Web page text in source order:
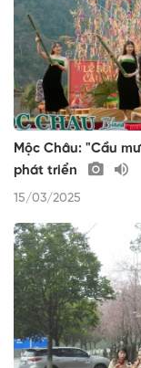
Mộc Châu: "Cầu
phát triển
15/03/2025